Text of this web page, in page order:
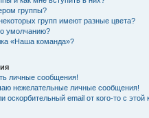
группы?
групп имеют разные цвета?
умолчанию?
«Наша команда»?
личные сообщения!
нежелательные личные сообщения!
оскорбительный email от кого-то с этой